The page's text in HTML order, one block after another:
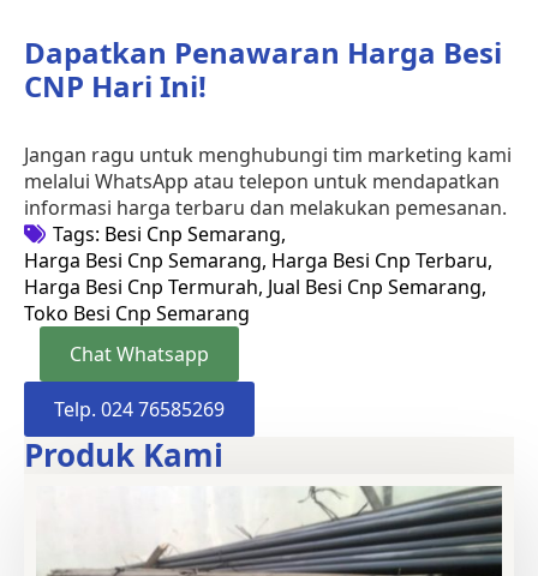
Produk Kami
Dapatkan Penawaran Harga Besi
CNP Hari Ini!
Jangan ragu untuk menghubungi tim marketing kami
melalui WhatsApp atau telepon untuk mendapatkan
informasi harga terbaru dan melakukan pemesanan.
Tags: Besi Cnp Semarang
Harga Besi Cnp Semarang Harga Besi Cnp Terbaru
Harga Besi Cnp Termurah Jual Besi Cnp Semarang
Toko Besi Cnp Semarang
Chat Whatsapp
Telp. 024 76585269